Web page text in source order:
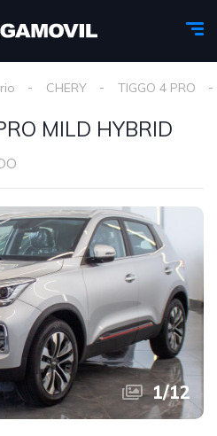
CHERY TIGGO 4 PRO
MILD HYBRID
1/12